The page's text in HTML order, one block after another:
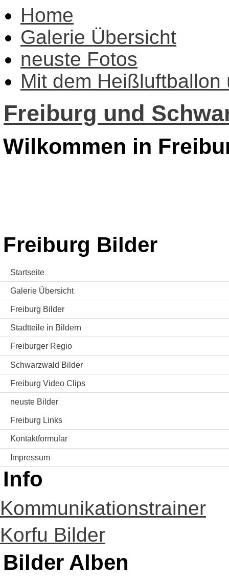
Home
Galerie Übersicht
neuste Fotos
Mit dem Heißluftballon
Freiburg und
Wilkommen in
Freiburg Bilder
Startseite
Galerie Übersicht
Freiburg Bilder
Stadtteile in Bildern
Freiburger Regio
Schwarzwald Bilder
Freiburg Video Clips
neuste Bilder
Freiburg Links
Kontaktformular
Impressum
Info
Kommunikationstrainer
Korfu Bilder
Bilder Alben